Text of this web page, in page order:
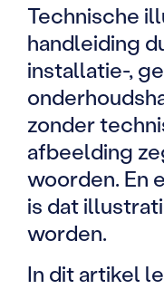
Technische
handleiding
installatie-,
zonder
afbeelding
woorden. En
is dat
worden.
In dit artikel